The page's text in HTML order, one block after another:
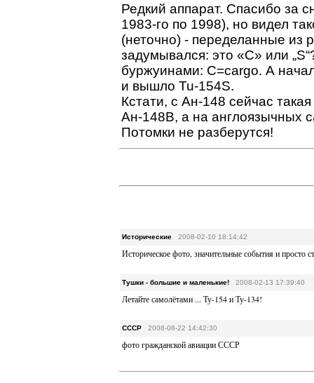
Редкий аппарат. Спасибо за
1983-го по 1998), но видел
(неточно) - переделанные из
задумывался: это «С» или
буржуинами: С=cargo. А
и вышло Tu-154S.
Кстати, с Ан-148 сейчас
Ан-148В, а на англоязычных
Потомки не разберутся!
Исторические 2008-02-10 18:14:42
Историческое фото, значительные события и просто
Тушки - большие и маленькие! 2008-02-13 17:39:40
Летайте самолётами ... Ту-154 и Ту-134!
CCCP 2008-08-22 14:42:30
фото гражданской авиации СССР